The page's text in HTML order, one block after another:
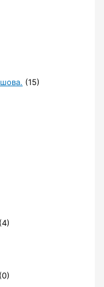
(15)
(4)
(0)